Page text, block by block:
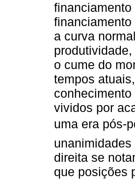
a curva
o cume do
tempos
vividos por
uma era
direita se
que posições